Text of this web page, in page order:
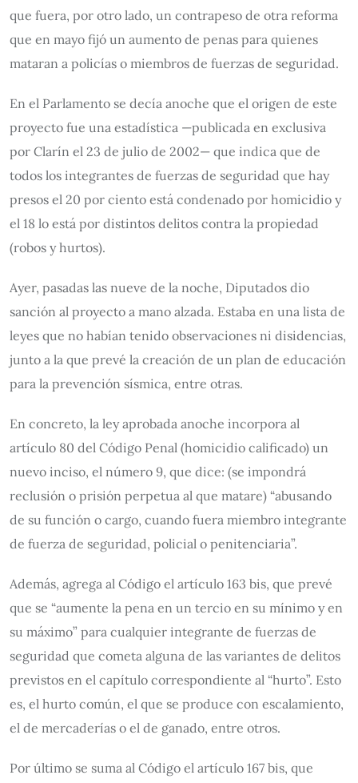
que fuera, por otro lado, un contrapeso de otra reforma
que en mayo fijó un aumento de penas para quienes
mataran a policías o miembros de fuerzas de seguridad.
En el Parlamento se decía anoche que el origen de este
proyecto fue una estadística —publicada en exclusiva
por Clarín el 23 de julio de 2002— que indica que de
todos los integrantes de fuerzas de seguridad que hay
presos el 20 por ciento está condenado por homicidio y
el 18 lo está por distintos delitos contra la propiedad
(robos y hurtos).
Ayer, pasadas las nueve de la noche, Diputados dio
sanción al proyecto a mano alzada. Estaba en una lista de
leyes que no habían tenido observaciones ni disidencias,
junto a la que prevé la creación de un plan de educación
para la prevención sísmica, entre otras.
En concreto, la ley aprobada anoche incorpora al
artículo 80 del Código Penal (homicidio calificado) un
nuevo inciso, el número 9, que dice: (se impondrá
reclusión o prisión perpetua al que matare) “abusando
de su función o cargo, cuando fuera miembro integrante
de fuerza de seguridad, policial o penitenciaria”.
Además, agrega al Código el artículo 163 bis, que prevé
que se “aumente la pena en un tercio en su mínimo y en
su máximo” para cualquier integrante de fuerzas de
seguridad que cometa alguna de las variantes de delitos
previstos en el capítulo correspondiente al “hurto”. Esto
es, el hurto común, el que se produce con escalamiento,
el de mercaderías o el de ganado, entre otros.
Por último se suma al Código el artículo 167 bis, que